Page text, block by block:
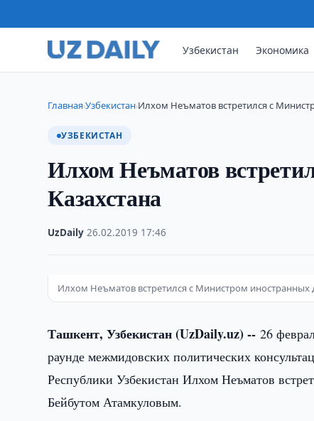
Узбекистан Экономика
Главная›Узбекистан›Илхом Неъматов встретился с
УЗБЕКИСТАН
Илхом Неъматов
Казахстана
UzDaily ·26.02.2019 17:46
Илхом Неъматов встретился с Министром иностранных
Ташкент, Узбекистан (UzDaily.uz) --26
раунде межмидовских политических
Республики Узбекистан Илхом Неъматов
Бейбутом Атамкуловым.